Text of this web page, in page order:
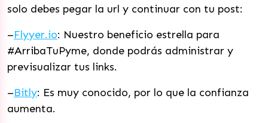
solo debes pegar la url y continuar con tu post:
–Flyyer.io: Nuestro beneficio estrella para
#ArribaTuPyme, donde podrás administrar y
previsualizar tus links.
–Bitly: Es muy conocido, por lo que la confianza
aumenta.